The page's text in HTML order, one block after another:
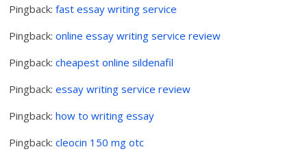
Pingback:fast essay writing service
Pingback:online essay writing service review
Pingback:cheapest online sildenafil
Pingback:essay writing service review
Pingback:how to writing essay
Pingback:cleocin 150 mg otc